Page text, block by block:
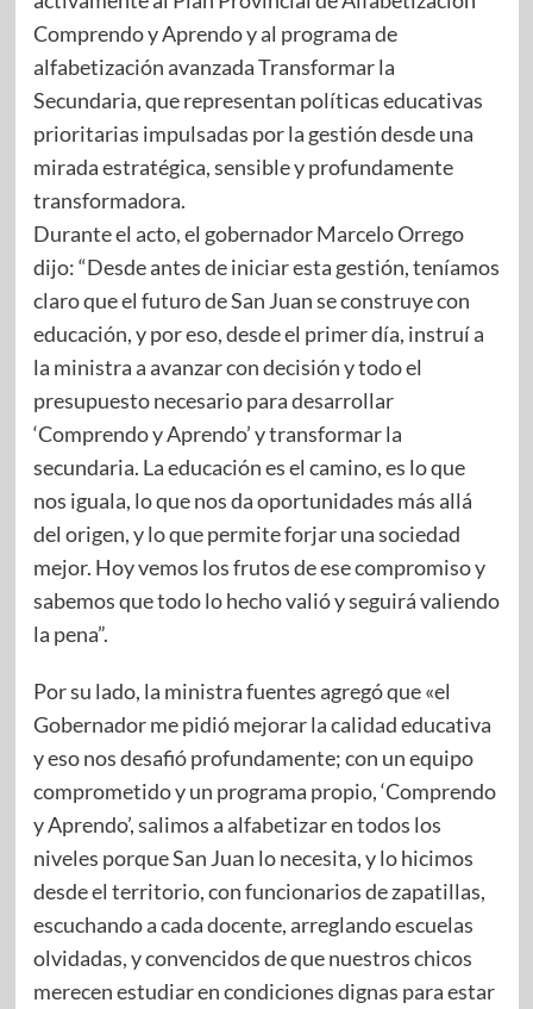
Comprendo y Aprendo y al programa de
alfabetización avanzada Transformar la
Secundaria, que representan políticas educativas
prioritarias impulsadas por la gestión desde una
mirada estratégica, sensible y profundamente
transformadora.
Durante el acto, el gobernador Marcelo Orrego
dijo: “Desde antes de iniciar esta gestión, teníamos
claro que el futuro de San Juan se construye con
educación, y por eso, desde el primer día, instruí a
la ministra a avanzar con decisión y todo el
presupuesto necesario para desarrollar
‘Comprendo y Aprendo’ y transformar la
secundaria. La educación es el camino, es lo que
nos iguala, lo que nos da oportunidades más allá
del origen, y lo que permite forjar una sociedad
mejor. Hoy vemos los frutos de ese compromiso y
sabemos que todo lo hecho valió y seguirá valiendo
la pena”.
Por su lado, la ministra fuentes agregó que «el
Gobernador me pidió mejorar la calidad educativa
y eso nos desafió profundamente; con un equipo
comprometido y un programa propio, ‘Comprendo
y Aprendo’, salimos a alfabetizar en todos los
niveles porque San Juan lo necesita, y lo hicimos
desde el territorio, con funcionarios de zapatillas,
escuchando a cada docente, arreglando escuelas
olvidadas, y convencidos de que nuestros chicos
merecen estudiar en condiciones dignas para estar